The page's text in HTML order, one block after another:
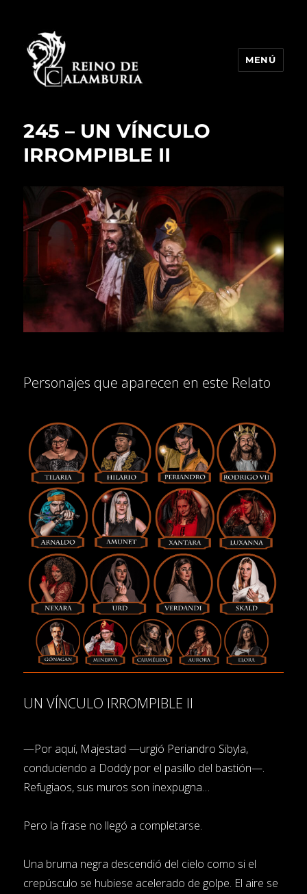
MENÚ
245 – UN VÍNCULO
IRROMPIBLE II
Personajes que aparecen en este Relato
UN VÍNCULO IRROMPIBLE II
—Por aquí, Majestad —urgió Periandro Sibyla,
conduciendo a Doddy por el pasillo del bastión—.
Refugiaos, sus muros son inexpugna…
Pero la frase no llegó a completarse.
Una bruma negra descendió del cielo como si el
crepúsculo se hubiese acelerado de golpe. El aire se